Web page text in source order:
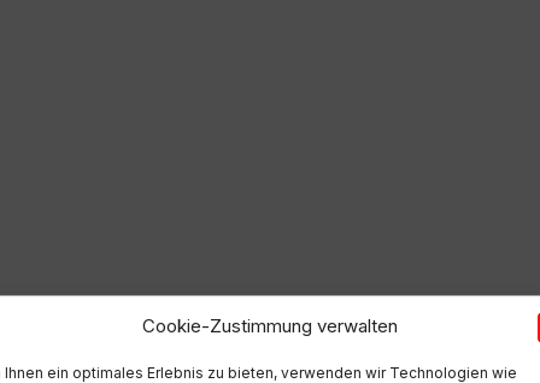
Cookie-Zustimmung verwalten
Ihnen ein optimales Erlebnis zu bieten, verwenden wir Technologien wie